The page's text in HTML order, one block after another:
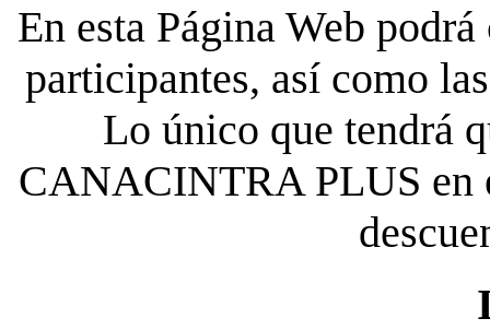
En esta Página Web
participantes, así como
Lo único que tendrá
CANACINTRA PLUS en